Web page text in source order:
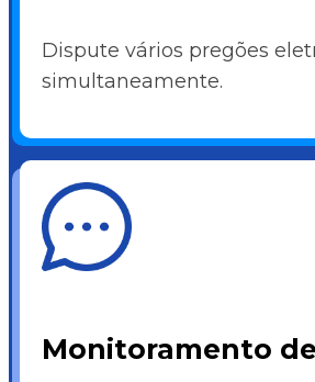
Dispute vários pregões
simultaneamente.
Monitoramento